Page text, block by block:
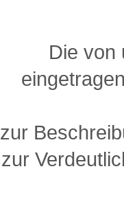
Die von
zur
zur